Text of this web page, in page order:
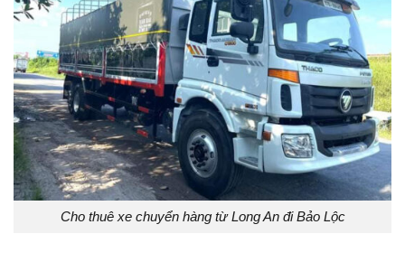
Cho thuê xe chuyển hàng từ Long An đi Bảo Lộc